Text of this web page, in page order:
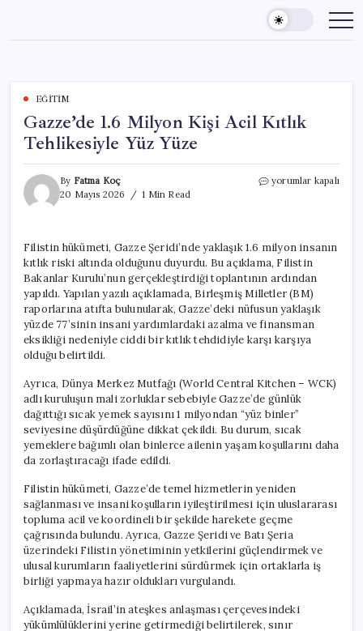
content
EĞITIM
Gazze’de 1.6 Milyon Kişi Acil Kıtlık
Tehlikesiyle Yüz Yüze
By Fatma Koç
20 Mayıs 2026
1 Min Read
Gazze’de
Kıtlık
Tehlikesiyle
Yüz
Yüze
yorumlar kapalı
Filistin hükümeti, Gazze Şeridi’nde yaklaşık 1.6 milyon insanın
kıtlık riski altında olduğunu duyurdu. Bu açıklama, Filistin
Bakanlar Kurulu’nun gerçekleştirdiği toplantının ardından
yapıldı. Yapılan yazılı açıklamada, Birleşmiş Milletler (BM)
raporlarına atıfta bulunularak, Gazze’deki nüfusun yaklaşık
yüzde 77’sinin insani yardımlardaki azalma ve finansman
eksikliği nedeniyle ciddi bir kıtlık tehdidiyle karşı karşıya
olduğu belirtildi.
Ayrıca, Dünya Merkez Mutfağı (World Central Kitchen – WCK)
adlı kuruluşun mali zorluklar sebebiyle Gazze’de günlük
dağıttığı sıcak yemek sayısını 1 milyondan “yüz binler”
seviyesine düşürdüğüne dikkat çekildi. Bu durum, sıcak
yemeklere bağımlı olan binlerce ailenin yaşam koşullarını daha
da zorlaştıracağı ifade edildi.
Filistin hükümeti, Gazze’de temel hizmetlerin yeniden
sağlanması ve insani koşulların iyileştirilmesi için uluslararası
topluma acil ve koordineli bir şekilde harekete geçme
çağrısında bulundu. Ayrıca, Gazze Şeridi ve Batı Şeria
üzerindeki Filistin yönetiminin yetkilerini güçlendirmek ve
ulusal kurumların faaliyetlerini sürdürmek için ortaklarla iş
birliği yapmaya hazır oldukları vurgulandı.
Açıklamada, İsrail’in ateşkes anlaşması çerçevesindeki
yükümlülüklerini yerine getirmediği belirtilerek, sınır